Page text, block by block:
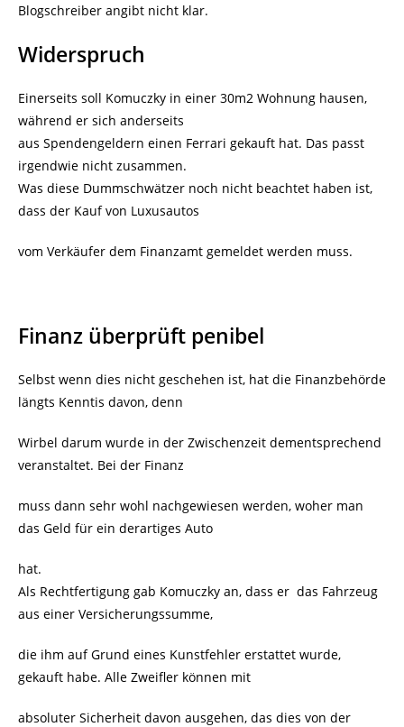
Blogschreiber angibt nicht klar.
Widerspruch
Einerseits soll Komuczky in einer 30m2 Wohnung hausen,
während er sich anderseits
aus Spendengeldern einen Ferrari gekauft hat. Das passt
irgendwie nicht zusammen.
Was diese Dummschwätzer noch nicht beachtet haben ist,
dass der Kauf von Luxusautos
vom Verkäufer dem Finanzamt gemeldet werden muss.
Finanz überprüft penibel
Selbst wenn dies nicht geschehen ist, hat die Finanzbehörde
längts Kenntis davon, denn
Wirbel darum wurde in der Zwischenzeit dementsprechend
veranstaltet. Bei der Finanz
muss dann sehr wohl nachgewiesen werden, woher man
das Geld für ein derartiges Auto
hat.
Als Rechtfertigung gab Komuczky an, dass er das Fahrzeug
aus einer Versicherungssumme,
die ihm auf Grund eines Kunstfehler erstattet wurde,
gekauft habe. Alle Zweifler können mit
absoluter Sicherheit davon ausgehen, das dies von der